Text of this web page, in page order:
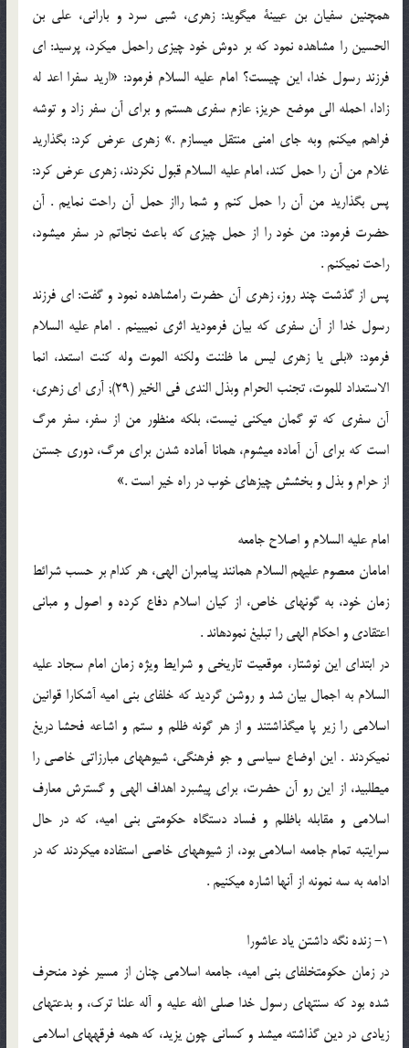
همچنین سفیان بن عیینة می‏گوید: زهری، شبی سرد و بارانی، علی بن
الحسین را مشاهده نمود که بر دوش خود چیزی راحمل می‏کرد، پرسید: ای
فرزند رسول خدا، این چیست؟ امام علیه السلام فرمود: «ارید سفرا اعد له
زادا، احمله الی موضع حریز; عازم سفری هستم و برای آن سفر زاد و توشه
فراهم می‏کنم وبه جای امنی منتقل می‏سازم .» زهری عرض کرد: بگذارید
غلام من آن را حمل کند، امام علیه السلام قبول نکردند، زهری عرض کرد:
پس بگذارید من آن را حمل کنم و شما رااز حمل آن راحت نمایم . آن
حضرت فرمود: من خود را از حمل چیزی که باعث نجاتم در سفر می‏شود،
راحت نمی‏کنم .
پس از گذشت چند روز، زهری آن حضرت رامشاهده نمود و گفت: ای فرزند
رسول خدا از آن سفری که بیان فرمودید اثری نمی‏بینم . امام علیه السلام
فرمود: «بلی یا زهری لیس ما ظننت ولکنه الموت وله کنت استعد، انما
الاستعداد للموت، تجنب الحرام وبذل الندی فی الخیر (29); آری ای زهری،
آن سفری که تو گمان می‏کنی نیست، بلکه منظور من از سفر، سفر مرگ
است که برای آن آماده می‏شوم، همانا آماده شدن برای مرگ، دوری جستن
از حرام و بذل و بخشش چیزهای خوب در راه خیر است .»
امام علیه السلام و اصلاح جامعه
امامان معصوم علیهم السلام همانند پیامبران الهی، هر کدام بر حسب شرائط
زمان خود، به گونه‏ای خاص، از کیان اسلام دفاع کرده و اصول و مبانی
اعتقادی و احکام الهی را تبلیغ نموده‏اند .
در ابتدای این نوشتار، موقعیت تاریخی و شرایط ویژه زمان امام سجاد علیه
السلام به اجمال بیان شد و روشن گردید که خلفای بنی امیه آشکارا قوانین
اسلامی را زیر پا می‏گذاشتند و از هر گونه ظلم و ستم و اشاعه فحشا دریغ
نمی‏کردند . این اوضاع سیاسی و جو فرهنگی، شیوه‏های مبارزاتی خاصی را
می‏طلبید، از این رو آن حضرت، برای پیشبرد اهداف الهی و گسترش معارف
اسلامی و مقابله باظلم و فساد دستگاه حکومتی بنی امیه، که در حال
سرایت‏به تمام جامعه اسلامی بود، از شیوه‏های خاصی استفاده می‏کردند که در
ادامه به سه نمونه از آن‏ها اشاره می‏کنیم .
1- زنده نگه داشتن یاد عاشورا
در زمان حکومت‏خلفای بنی امیه، جامعه اسلامی چنان از مسیر خود منحرف
شده بود که سنت‏های رسول خدا صلی الله علیه و آله علنا ترک، و بدعت‏های
زیادی در دین گذاشته می‏شد و کسانی چون یزید، که همه فرقه‏های اسلامی